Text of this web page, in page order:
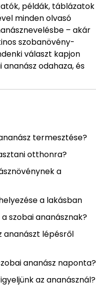
példák, táblázatok
minden olvasó
– akár
szobanövény-
választ kapjon
odahaza, és
termesztése?
otthonra?
a
a lakásban
szobai ananásznak?
ananászt lépésről
ananász naponta?
az ananásznál?